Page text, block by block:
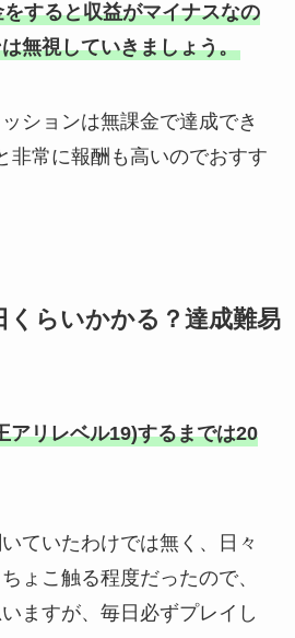
をすると収益がマイナスなの
無視していきましょう。
ョンは無課金で達成でき
非常に報酬も高いのでおすす
くらいかかる？達成難易
アリレベル19)するまでは20
ていたわけでは無く、日々
ょこ触る程度だったので、
ますが、毎日必ずプレイし